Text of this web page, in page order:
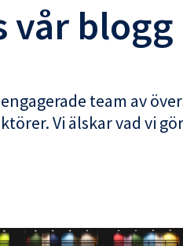
vår blogg
team av
Vi älskar vad vi